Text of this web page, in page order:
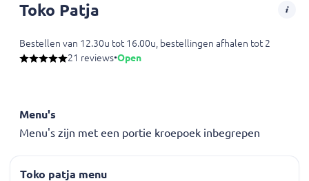
Toko Patja
Bestellen van 12.30u tot 16.00u, bestellingen afhalen tot 20.00u.
21 reviews•Open
Menu's
Menu's zijn met een portie kroepoek inbegrepen
Toko patja menu